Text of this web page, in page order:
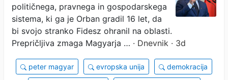
političnega, pravnega in gospodarskega
sistema, ki ga je Orban gradil 16 let, da
bi svojo stranko Fidesz ohranil na oblasti.
Prepričljiva zmaga Magyarja … · Dnevnik · 3d
peter magyar evropska unija demokracija